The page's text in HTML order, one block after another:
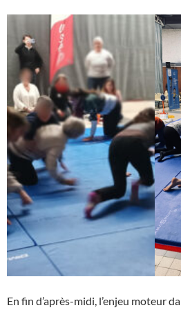
En fin d’après-midi, l’enjeu moteur